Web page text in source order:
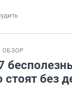
ОБЗОР
стоят без